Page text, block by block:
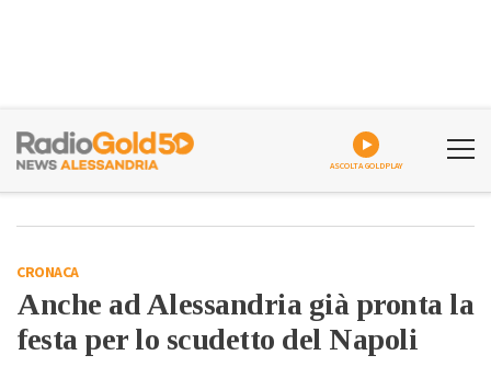
ASCOLTA GOLDPLAY
CRONACA
Anche ad Alessandria già pronta la
festa per lo scudetto del Napoli